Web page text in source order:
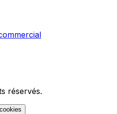
réservés.